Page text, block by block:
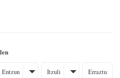
Entzun Itzuli Erraztu